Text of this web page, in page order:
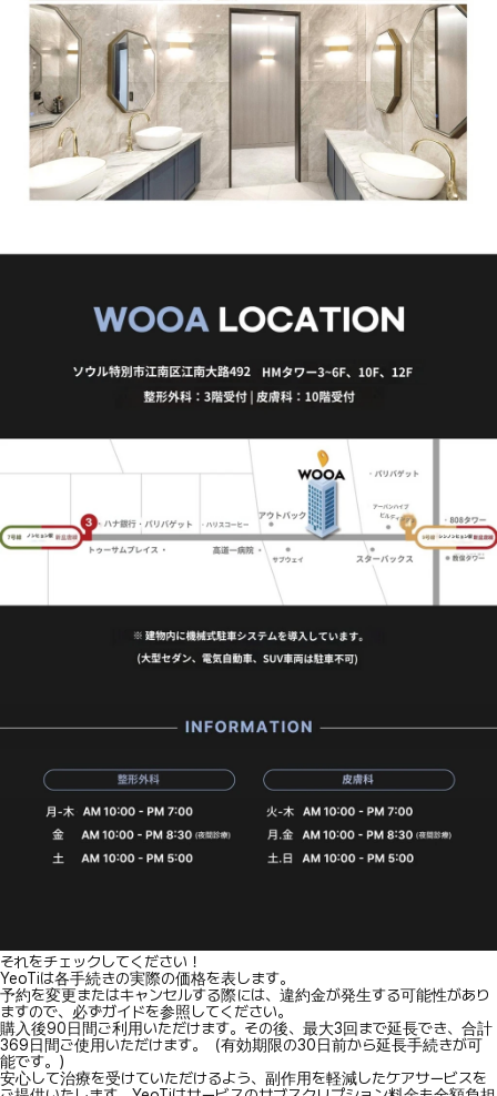
それをチェックしてください！
YeoTiは各手続きの実際の価格を表します。
予約を変更またはキャンセルする際には、違約金が発生する可能性があり
ますので、必ずガイドを参照してください。
購入後90日間ご利用いただけます。その後、最大3回まで延長でき、合計
369日間ご使用いただけます。（有効期限の30日前から延長手続きが可
能です。）
安心して治療を受けていただけるよう、副作用を軽減したケアサービスを